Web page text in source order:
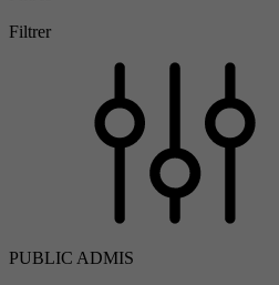
Filtrer
PUBLIC ADMIS